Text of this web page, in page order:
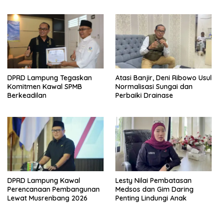
DPRD Lampung Tegaskan
Komitmen Kawal SPMB
Berkeadilan
Atasi Banjir, Deni Ribowo Usul
Normalisasi Sungai dan
Perbaiki Drainase
DPRD Lampung Kawal
Perencanaan Pembangunan
Lewat Musrenbang 2026
Lesty Nilai Pembatasan
Medsos dan Gim Daring
Penting Lindungi Anak